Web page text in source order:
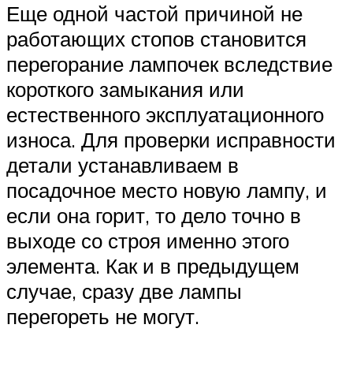
Еще одной частой причиной не
работающих стопов становится
перегорание лампочек вследствие
короткого замыкания или
естественного эксплуатационного
износа. Для проверки исправности
детали устанавливаем в
посадочное место новую лампу, и
если она горит, то дело точно в
выходе со строя именно этого
элемента. Как и в предыдущем
случае, сразу две лампы
перегореть не могут.